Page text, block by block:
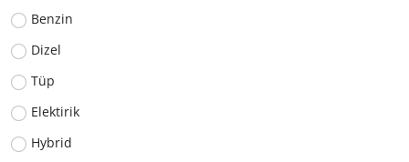
Benzin
Dizel
Tüp
Elektirik
Hybrid